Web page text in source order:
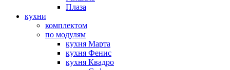
Плаза
кухни
комплектом
по модулям
кухня Марта
кухня Фенис
кухня Квадро